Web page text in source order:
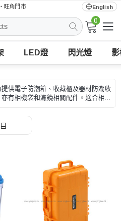
旺角門市 English
0
LED燈 閃光燈
提供電子防潮箱、收藏櫃及器材防潮收
亦有相機袋和濾鏡相關配件。適合相機
量、濕度控制和收納尺寸、型號和用
。